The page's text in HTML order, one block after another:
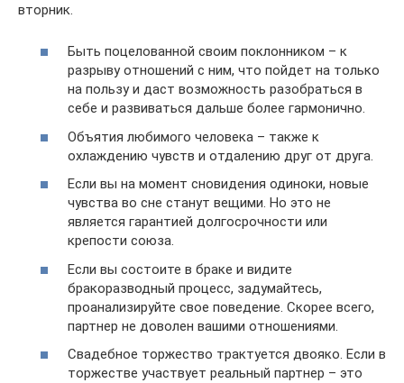
вторник.
Быть поцелованной своим поклонником – к
разрыву отношений с ним, что пойдет на только
на пользу и даст возможность разобраться в
себе и развиваться дальше более гармонично.
Объятия любимого человека – также к
охлаждению чувств и отдалению друг от друга.
Если вы на момент сновидения одиноки, новые
чувства во сне станут вещими. Но это не
является гарантией долгосрочности или
крепости союза.
Если вы состоите в браке и видите
бракоразводный процесс, задумайтесь,
проанализируйте свое поведение. Скорее всего,
партнер не доволен вашими отношениями.
Свадебное торжество трактуется двояко. Если в
торжестве участвует реальный партнер – это